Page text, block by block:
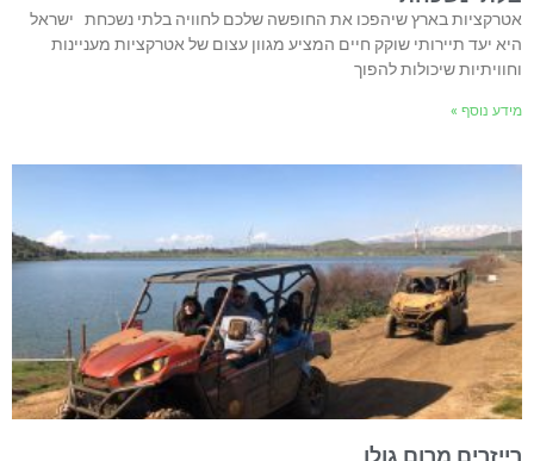
אטרקציות בארץ שיהפכו את החופשה שלכם לחוויה בלתי נשכחת ישראל
היא יעד תיירותי שוקק חיים המציע מגוון עצום של אטרקציות מעניינות
וחוויתיות שיכולות להפוך
מידע נוסף »
רייזרים מרום גולן